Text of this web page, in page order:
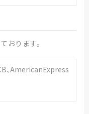
ります。
、AmericanExpress